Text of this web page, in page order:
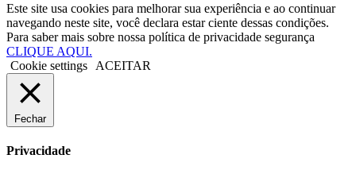
Este site usa cookies para melhorar sua experiência e ao continuar
navegando neste site, você declara estar ciente dessas condições.
Para saber mais sobre nossa política de privacidade segurança
CLIQUE AQUI.
Cookie settings
ACEITAR
Fechar
Privacidade